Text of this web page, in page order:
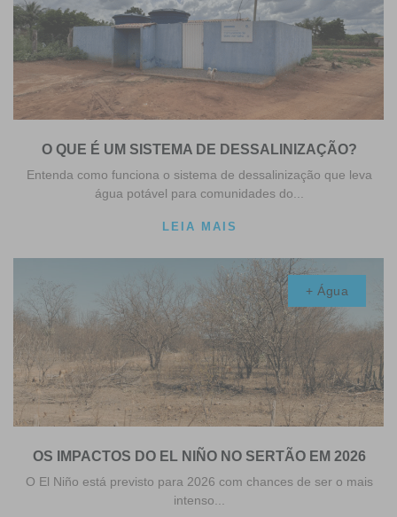
O QUE É UM SISTEMA DE DESSALINIZAÇÃO?
Entenda como funciona o sistema de dessalinização que leva
água potável para comunidades do...
LEIA MAIS
+ Água
OS IMPACTOS DO EL NIÑO NO SERTÃO EM 2026
O El Niño está previsto para 2026 com chances de ser o mais
intenso...